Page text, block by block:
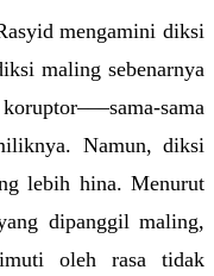
mengamini diksi
maling sebenarnya
sama
Namun, diksi
lebih hina. Menurut
dipanggil maling,
oleh rasa tidak